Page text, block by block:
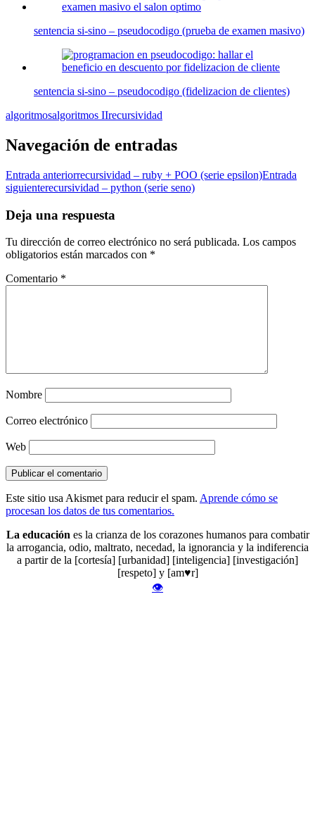
sentencia si-sino – pseudocodigo (prueba de examen masivo)
sentencia si-sino – pseudocodigo (fidelizacion de clientes)
algoritmosalgoritmos IIrecursividad
Navegación de entradas
Entrada anteriorrecursividad – ruby + POO (serie epsilon)Entrada
siguienterecursividad – python (serie seno)
Deja una respuesta
Tu dirección de correo electrónico no será publicada. Los campos
obligatorios están marcados con *
Comentario *
Nombre
Correo electrónico
Web
Este sitio usa Akismet para reducir el spam. Aprende cómo se
procesan los datos de tus comentarios.
La educaciónes la crianza de los corazones humanos para combatir
la arrogancia, odio, maltrato, necedad, la ignorancia y la indiferencia
a partir de la [cortesía] [urbanidad] [inteligencia] [investigación]
[respeto] y [am♥r]
👁